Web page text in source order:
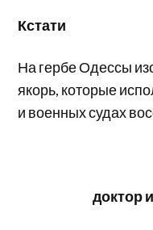
Кстати
На гербе Одессы
якорь, которые
и военных судах
доктор